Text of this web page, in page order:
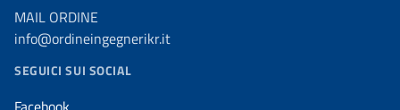
MAIL ORDINE
info@ordineingegnerikr.it
SEGUICI SUI SOCIAL